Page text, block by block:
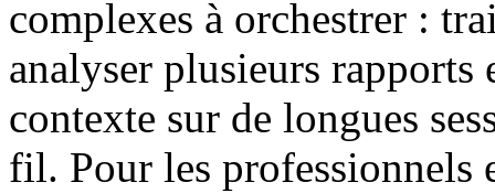
complexes à orchestrer :
analyser plusieurs
contexte sur de longues
fil. Pour les professionnels